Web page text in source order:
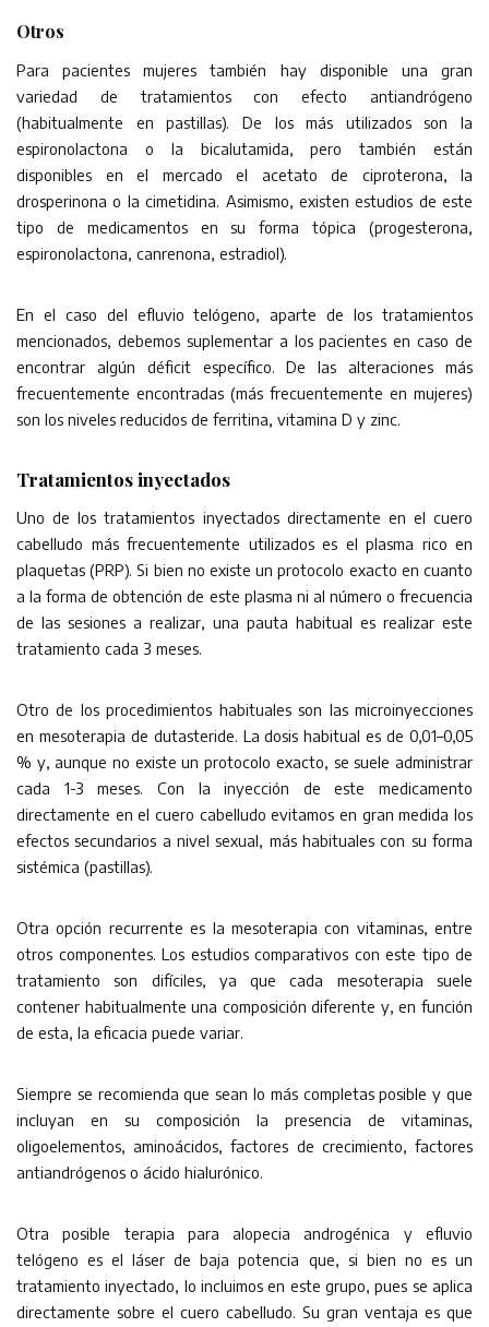
Otros
Para pacientes mujeres también hay disponible una gran
variedad de tratamientos con efecto antiandrógeno
(habitualmente en pastillas). De los más utilizados son la
espironolactona o la bicalutamida, pero también están
disponibles en el mercado el acetato de ciproterona, la
drosperinona o la cimetidina. Asimismo, existen estudios de este
tipo de medicamentos en su forma tópica (progesterona,
espironolactona, canrenona, estradiol).
En el caso del efluvio telógeno, aparte de los tratamientos
mencionados, debemos suplementar a los pacientes en caso de
encontrar algún déficit específico. De las alteraciones más
frecuentemente encontradas (más frecuentemente en mujeres)
son los niveles reducidos de ferritina, vitamina D y zinc.
Tratamientos inyectados
Uno de los tratamientos inyectados directamente en el cuero
cabelludo más frecuentemente utilizados es el plasma rico en
plaquetas (PRP). Si bien no existe un protocolo exacto en cuanto
a la forma de obtención de este plasma ni al número o frecuencia
de las sesiones a realizar, una pauta habitual es realizar este
tratamiento cada 3 meses.
Otro de los procedimientos habituales son las microinyecciones
en mesoterapia de dutasteride. La dosis habitual es de 0,01–0,05
% y, aunque no existe un protocolo exacto, se suele administrar
cada 1-3 meses. Con la inyección de este medicamento
directamente en el cuero cabelludo evitamos en gran medida los
efectos secundarios a nivel sexual, más habituales con su forma
sistémica (pastillas).
Otra opción recurrente es la mesoterapia con vitaminas, entre
otros componentes. Los estudios comparativos con este tipo de
tratamiento son difíciles, ya que cada mesoterapia suele
contener habitualmente una composición diferente y, en función
de esta, la eficacia puede variar.
Siempre se recomienda que sean lo más completas posible y que
incluyan en su composición la presencia de vitaminas,
oligoelementos, aminoácidos, factores de crecimiento, factores
antiandrógenos o ácido hialurónico.
Otra posible terapia para alopecia androgénica y efluvio
telógeno es el láser de baja potencia que, si bien no es un
tratamiento inyectado, lo incluimos en este grupo, pues se aplica
directamente sobre el cuero cabelludo. Su gran ventaja es que